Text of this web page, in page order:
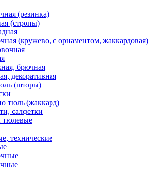
(резинка)
(стропы)
(кружево, с орнаментом, жаккардовая)
брючная
декоративная
(шторы)
тюль (жаккард)
салфетки
технические